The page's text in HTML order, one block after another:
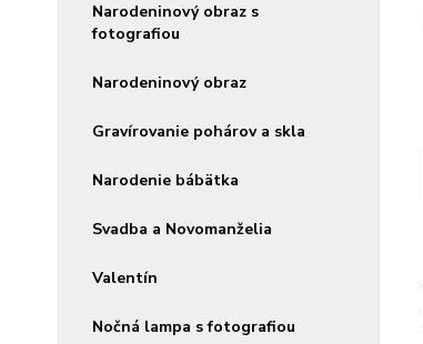
Narodeninový obraz s
fotografiou
Narodeninový obraz
Gravírovanie pohárov a skla
Narodenie bábätka
Svadba a Novomanželia
Valentín
Nočná lampa s fotografiou